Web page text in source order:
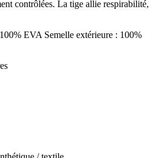
contrôlées. La tige allie respirabilité,
EVA Semelle extérieure : 100%